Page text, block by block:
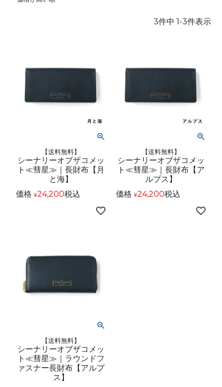
3件中 1 -3件表示
【送料無料】
シーナリーオブザコメッ
ト≪彗星≫｜長財布【月
と海】
価格 ¥24,200税込
【送料無料】
シーナリーオブザコメッ
ト≪彗星≫｜長財布【ア
ルプス】
価格 ¥24,200税込
【送料無料】
シーナリーオブザコメッ
ト≪彗星≫｜ラウンドフ
ァスナー長財布【アルプ
ス】